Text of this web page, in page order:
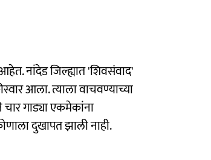
नांदेड जिल्ह्यात 'शिवसंवाद'
आला. त्याला वाचवण्याच्या
गाड्या एकमेकांना
दुखापत झाली नाही.